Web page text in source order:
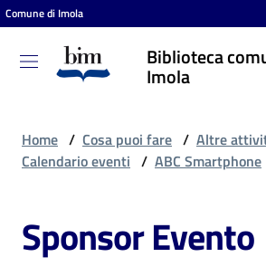
Vai al contenuto
Vai alla navigazione
Vai al footer
Comune di Imola
Biblioteca
Imola
Biblioteca
comunale
Home / Cosa puoi fare / Altre
Calendario eventi / ABC Smartphone
Sponsor Evento